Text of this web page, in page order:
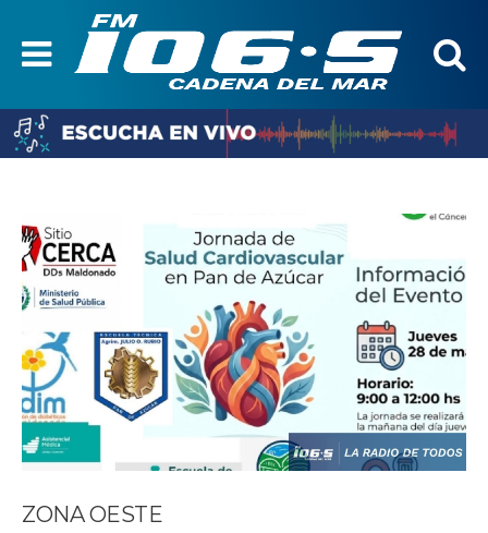
ZONA OESTE